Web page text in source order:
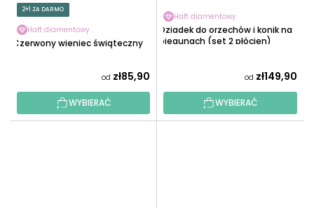
2+1 ZA DARMO
Haft diamentowy
Czerwony wieniec świąteczny
od zł85,90
WYBIERAĆ
Haft diamentowy
Dziadek do orzechów i konik na
biegunach (set 2 płócien)
od zł149,90
WYBIERAĆ